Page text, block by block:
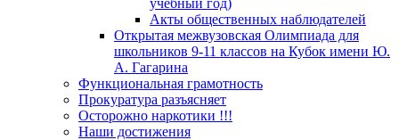
учебный год)
Акты общественных наблюдателей
Открытая межвузовская Олимпиада для
школьников 9-11 классов на Кубок имени Ю.
А. Гагарина
Функциональная грамотность
Прокуратура разъясняет
Осторожно наркотики !!!
Наши достижения